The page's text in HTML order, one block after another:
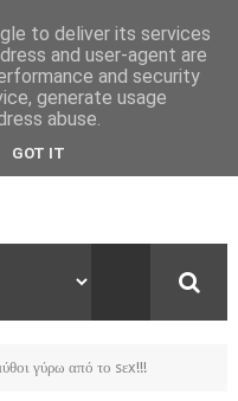
γύρω από το sεx!!!
to deliver its services
and user-agent are
and security
generate usage
abuse.
GOT IT